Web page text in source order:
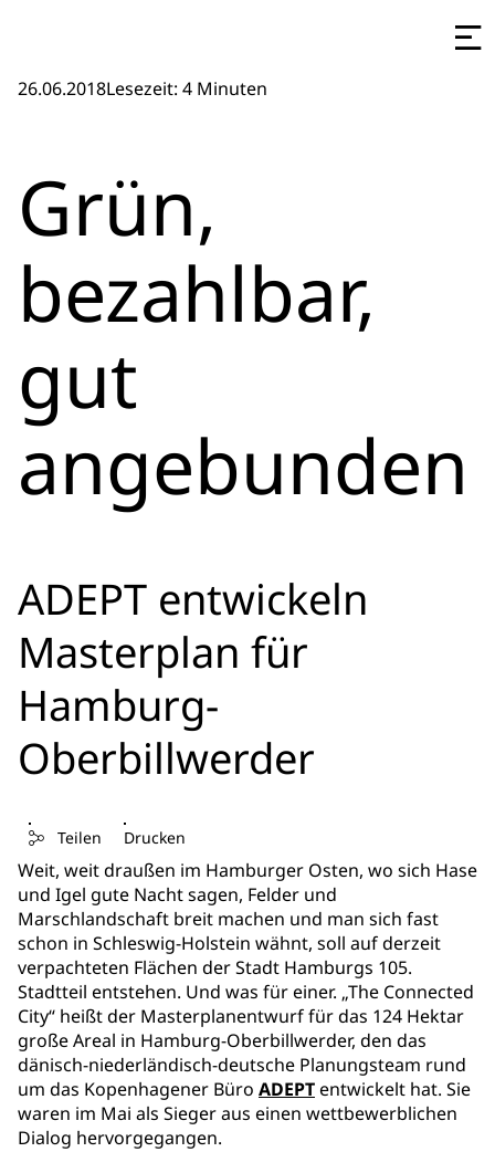
26.06.2018Lesezeit: 4 Minuten
Grün,
bezahlbar,
gut
angebunden
ADEPT entwickeln
Masterplan für
Hamburg-
Oberbillwerder
Teilen Drucken
Weit, weit draußen im Hamburger Osten, wo sich Hase
und Igel gute Nacht sagen, Felder und
Marschlandschaft breit machen und man sich fast
schon in Schleswig-Holstein wähnt, soll auf derzeit
verpachteten Flächen der Stadt Hamburgs 105.
Stadtteil entstehen. Und was für einer. „The Connected
City“ heißt der Masterplanentwurf für das 124 Hektar
große Areal in Hamburg-Oberbillwerder, den das
dänisch-niederländisch-deutsche Planungsteam rund
um das Kopenhagener Büro ADEPTentwickelt hat. Sie
waren im Mai als Sieger aus einen wettbewerblichen
Dialog hervorgegangen.